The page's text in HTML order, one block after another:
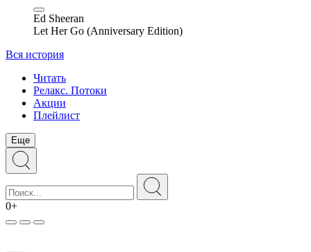
Ed Sheeran
Let Her Go (Anniversary Edition)
Вся история
Читать
Релакс. Потоки
Акции
Плейлист
Еще
0+